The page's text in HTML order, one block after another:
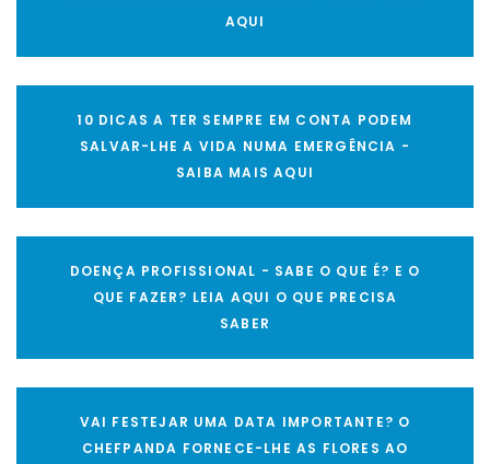
AQUI
10 DICAS A TER SEMPRE EM CONTA PODEM
SALVAR-LHE A VIDA NUMA EMERGÊNCIA -
SAIBA MAIS AQUI
DOENÇA PROFISSIONAL - SABE O QUE É? E O
QUE FAZER? LEIA AQUI O QUE PRECISA
SABER
VAI FESTEJAR UMA DATA IMPORTANTE? O
CHEFPANDA FORNECE-LHE AS FLORES AO